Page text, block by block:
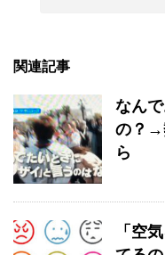
関連記事
なん
の？→
ら
「空